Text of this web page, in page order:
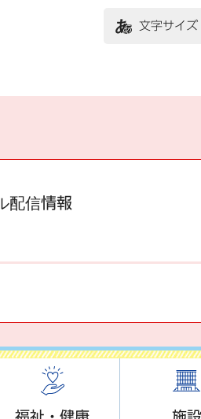
文字サイズ
配信情報
福祉・健康 施設